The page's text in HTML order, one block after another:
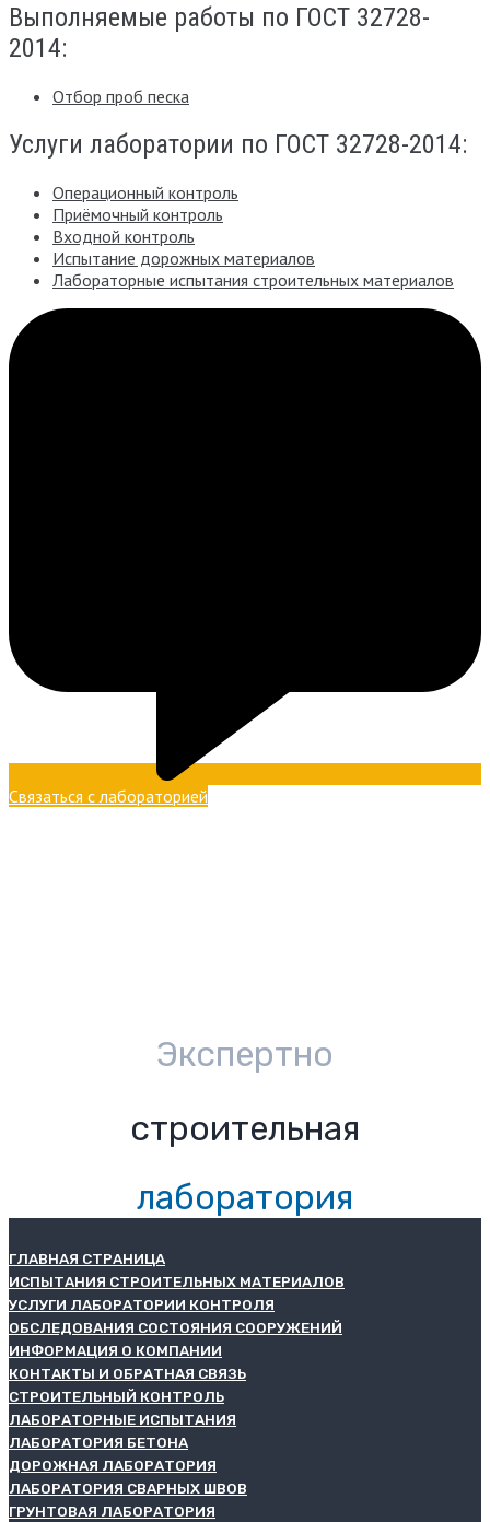
Выполняемые работы по ГОСТ 32728-
2014:
Отбор проб песка
Услуги лаборатории по ГОСТ 32728-2014:
Операционный контроль
Приёмочный контроль
Входной контроль
Испытание дорожных материалов
Лабораторные испытания строительных материалов
Связаться с лабораторией
Экспертно
строительная
лаборатория
ГЛАВНАЯ СТРАНИЦА
ИСПЫТАНИЯ СТРОИТЕЛЬНЫХ МАТЕРИАЛОВ
УСЛУГИ ЛАБОРАТОРИИ КОНТРОЛЯ
ОБСЛЕДОВАНИЯ СОСТОЯНИЯ СООРУЖЕНИЙ
ИНФОРМАЦИЯ О КОМПАНИИ
КОНТАКТЫ И ОБРАТНАЯ СВЯЗЬ
СТРОИТЕЛЬНЫЙ КОНТРОЛЬ
ЛАБОРАТОРНЫЕ ИСПЫТАНИЯ
ЛАБОРАТОРИЯ БЕТОНА
ДОРОЖНАЯ ЛАБОРАТОРИЯ
ЛАБОРАТОРИЯ СВАРНЫХ ШВОВ
ГРУНТОВАЯ ЛАБОРАТОРИЯ